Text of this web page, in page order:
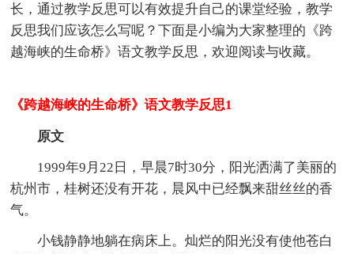
长，通过教学反思可以有效提升自己的课堂经验，教学
反思我们应该怎么写呢？下面是小编为大家整理的《跨
越海峡的生命桥》语文教学反思，欢迎阅读与收藏。
《跨越海峡的生命桥》语文教学反思1
原文
1999年9月22日，早晨7时30分，阳光洒满了美丽的
杭州市，桂树还没有开花，晨风中已经飘来甜丝丝的香
气。
小钱静静地躺在病床上。灿烂的阳光没有使他苍白